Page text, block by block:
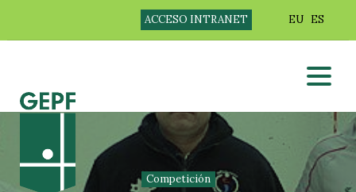
ACCESO INTRANET EU ES
Competición